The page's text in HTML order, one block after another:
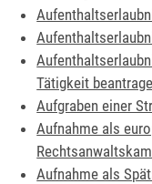
Tätigkeit
Aufgraben einer
Aufnahme als
Aufnahme als